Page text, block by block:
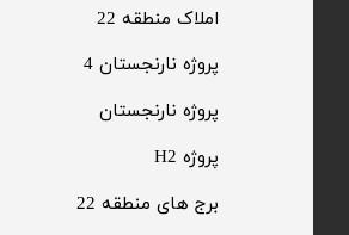
​املاک منطقه 22
برج های منطقه 22
پروژه H2
​پروژه نارنجستان
پروژه نارنجستان 4